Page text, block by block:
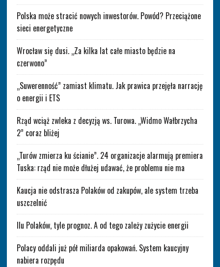
Polska może stracić nowych inwestorów. Powód? Przeciążone
sieci energetyczne
Wrocław się dusi. „Za kilka lat całe miasto będzie na
czerwono”
„Suwerenność” zamiast klimatu. Jak prawica przejęła narrację
o energii i ETS
Rząd wciąż zwleka z decyzją ws. Turowa. „Widmo Wałbrzycha
2” coraz bliżej
„Turów zmierza ku ścianie”. 24 organizacje alarmują premiera
Tuska: rząd nie może dłużej udawać, że problemu nie ma
Kaucja nie odstrasza Polaków od zakupów, ale system trzeba
uszczelnić
Ilu Polaków, tyle prognoz. A od tego zależy zużycie energii
Polacy oddali już pół miliarda opakowań. System kaucyjny
nabiera rozpędu